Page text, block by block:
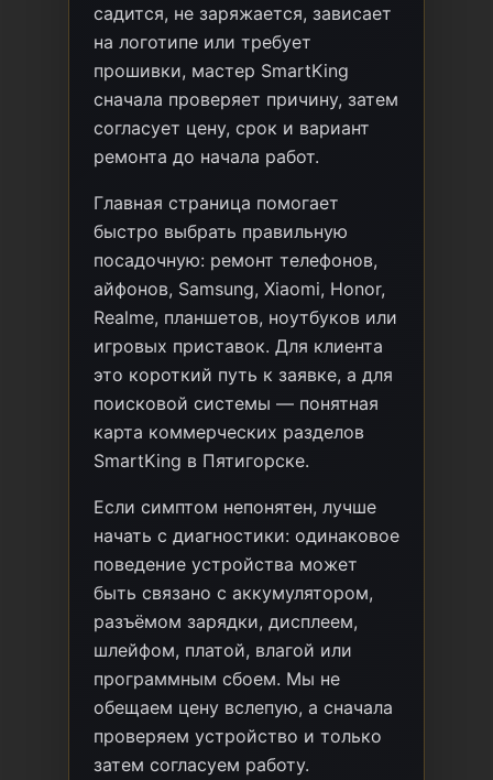
садится, не заряжается, зависает
на логотипе или требует
прошивки, мастер SmartKing
сначала проверяет причину, затем
согласует цену, срок и вариант
ремонта до начала работ.
Главная страница помогает
быстро выбрать правильную
посадочную: ремонт телефонов,
айфонов, Samsung, Xiaomi, Honor,
Realme, планшетов, ноутбуков или
игровых приставок. Для клиента
это короткий путь к заявке, а для
поисковой системы — понятная
карта коммерческих разделов
SmartKing в Пятигорске.
Если симптом непонятен, лучше
начать с диагностики: одинаковое
поведение устройства может
быть связано с аккумулятором,
разъёмом зарядки, дисплеем,
шлейфом, платой, влагой или
программным сбоем. Мы не
обещаем цену вслепую, а сначала
проверяем устройство и только
затем согласуем работу.